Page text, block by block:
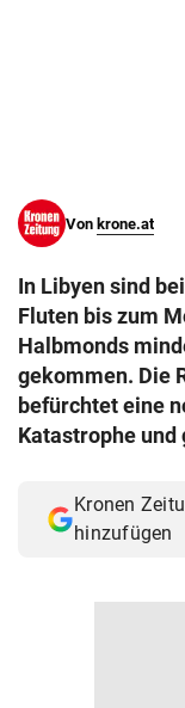
Von krone.at
In Libyen sind
Fluten bis zum
Halbmonds
gekommen. Die
befürchtet eine
Katastrophe und
Kronen
hinzufügen